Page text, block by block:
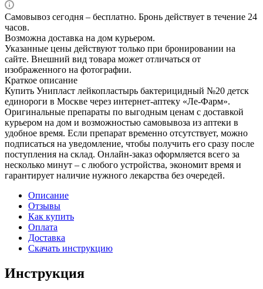
Самовывоз сегодня – бесплатно. Бронь действует в течение 24
часов.
Возможна доставка на дом курьером.
Указанные цены действуют только при бронировании на
сайте. Внешний вид товара может отличаться от
изображенного на фотографии.
Краткое описание
Купить Унипласт лейкопластырь бактерицидный №20 детск
единороги в Москве через интернет-аптеку «Ле-Фарм».
Оригинальные препараты по выгодным ценам с доставкой
курьером на дом и возможностью самовывоза из аптеки в
удобное время. Если препарат временно отсутствует, можно
подписаться на уведомление, чтобы получить его сразу после
поступления на склад. Онлайн-заказ оформляется всего за
несколько минут – с любого устройства, экономит время и
гарантирует наличие нужного лекарства без очередей.
Описание
Отзывы
Как купить
Оплата
Доставка
Скачать инструкцию
Инструкция